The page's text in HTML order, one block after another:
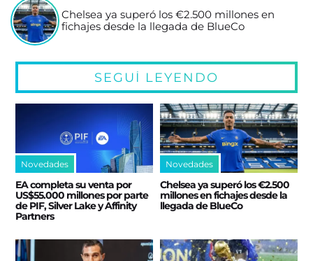
Chelsea ya superó los €2.500 millones en
fichajes desde la llegada de BlueCo
SEGUÍ LEYENDO
Novedades
EA completa su venta por
US$55.000 millones por parte
de PIF, Silver Lake y Affinity
Partners
Novedades
Chelsea ya superó los €2.500
millones en fichajes desde la
llegada de BlueCo